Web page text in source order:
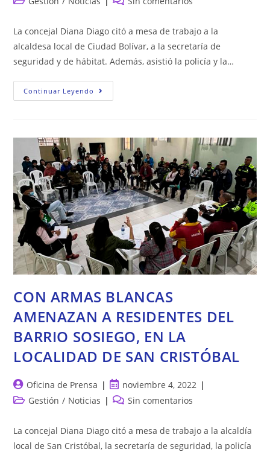
la
entrada:
la
entrada:
La concejal Diana Diago citó a mesa de trabajo a la
alcaldesa local de Ciudad Bolívar, a la secretaría de
seguridad y de hábitat. Además, asistió la policía y la…
Continuar Leyendo CONCEJAL
DIANA
NECESIDADES
DE
CIUDADANOS
EN
LA
LOCALIDAD
DE
CIUDAD
BOLÍVAR
CON ARMAS BLANCAS
AMENAZAN A RESIDENTES DEL
BARRIO SOSIEGO, EN LA
LOCALIDAD DE SAN CRISTÓBAL
Autor
de
Oficina de Prensa
Publicación
de
noviembre 4, 2022
Categoría
entrada:
Gestión / Noticias
Comentarios
la
entrada:
Sin comentarios
La concejal Diana Diago citó a mesa de trabajo a la alcaldía
local de San Cristóbal, la secretaría de seguridad, la policía